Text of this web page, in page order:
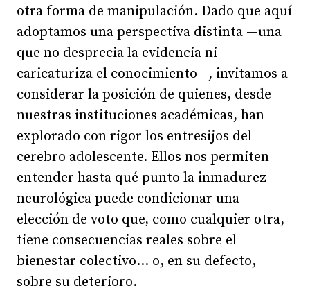
otra forma de manipulación. Dado que aquí
adoptamos una perspectiva distinta —una
que no desprecia la evidencia ni
caricaturiza el conocimiento—, invitamos a
considerar la posición de quienes, desde
nuestras instituciones académicas, han
explorado con rigor los entresijos del
cerebro adolescente. Ellos nos permiten
entender hasta qué punto la inmadurez
neurológica puede condicionar una
elección de voto que, como cualquier otra,
tiene consecuencias reales sobre el
bienestar colectivo… o, en su defecto,
sobre su deterioro.